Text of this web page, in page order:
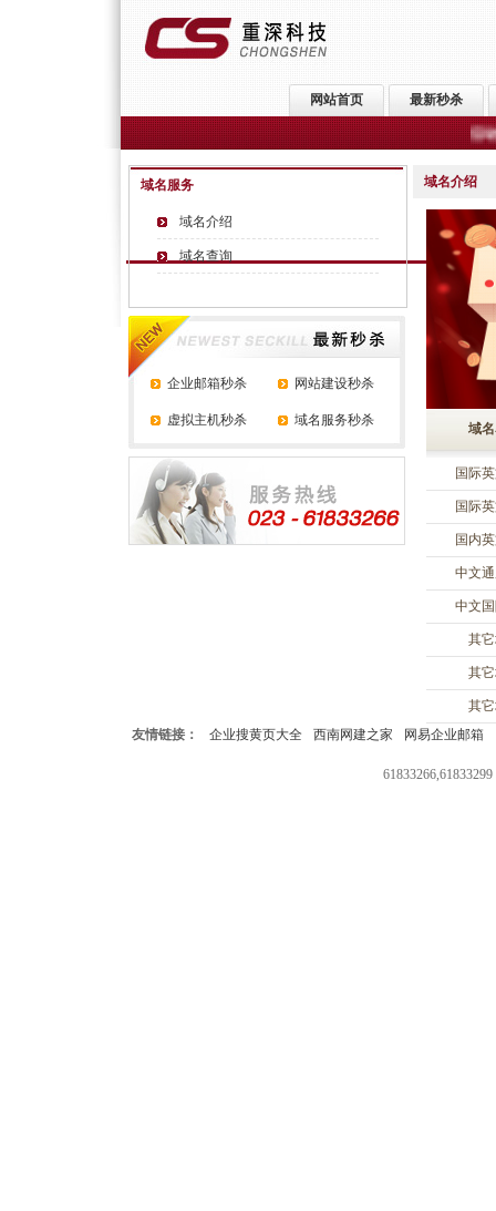
网站首页 最新秒杀
活动公告：
域名服务
域名介绍
域名查询
企业邮箱秒杀 网站建设秒杀
虚拟主机秒杀 域名服务秒杀
域名介绍
域
国际
国际
国内
中文
中文
其
其
其
友情链接：
企业搜黄页大全 西南网建之家 网易企业邮箱